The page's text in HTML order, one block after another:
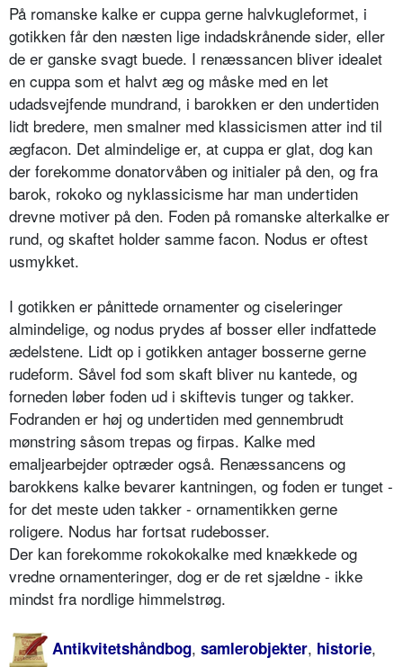
På romanske kalke er cuppa gerne halvkugleformet, i
gotikken får den næsten lige indadskrånende sider, eller
de er ganske svagt buede. I renæssancen bliver idealet
en cuppa som et halvt æg og måske med en let
udadsvejfende mundrand, i barokken er den undertiden
lidt bredere, men smalner med klassicismen atter ind til
ægfacon. Det almindelige er, at cuppa er glat, dog kan
der forekomme donatorvåben og initialer på den, og fra
barok, rokoko og nyklassicisme har man undertiden
drevne motiver på den. Foden på romanske alterkalke er
rund, og skaftet holder samme facon. Nodus er oftest
usmykket.
I gotikken er pånittede ornamenter og ciseleringer
almindelige, og nodus prydes af bosser eller indfattede
ædelstene. Lidt op i gotikken antager bosserne gerne
rudeform. Såvel fod som skaft bliver nu kantede, og
forneden løber foden ud i skiftevis tunger og takker.
Fodranden er høj og undertiden med gennembrudt
mønstring såsom trepas og firpas. Kalke med
emaljearbejder optræder også. Renæssancens og
barokkens kalke bevarer kantningen, og foden er tunget -
for det meste uden takker - ornamentikken gerne
roligere. Nodus har fortsat rudebosser.
Der kan forekomme rokokokalke med knækkede og
vredne ornamenteringer, dog er de ret sjældne - ikke
mindst fra nordlige himmelstrøg.
Antikvitetshåndbog, samlerobjekter, historie,